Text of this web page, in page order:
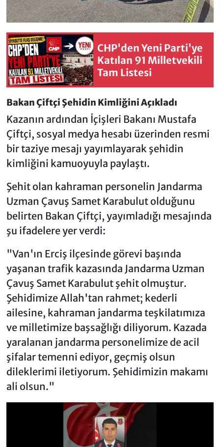
CHP'den Yeni Parti'ye
Katılan 91 Milletvekili
Tam Listesi
Bakan Çiftçi Şehidin Kimliğini Açıkladı
Kazanın ardından İçişleri Bakanı Mustafa
Çiftçi, sosyal medya hesabı üzerinden resmi
bir taziye mesajı yayımlayarak şehidin
kimliğini kamuoyuyla paylaştı.
Şehit olan kahraman personelin Jandarma
Uzman Çavuş Samet Karabulut olduğunu
belirten Bakan Çiftçi, yayımladığı mesajında
şu ifadelere yer verdi:
"Van'ın Erciş ilçesinde görevi başında
yaşanan trafik kazasında Jandarma Uzman
Çavuş Samet Karabulut şehit olmuştur.
Şehidimize Allah'tan rahmet; kederli
ailesine, kahraman jandarma teşkilatımıza
ve milletimize başsağlığı diliyorum. Kazada
yaralanan jandarma personelimize de acil
şifalar temenni ediyor, geçmiş olsun
dileklerimi iletiyorum. Şehidimizin makamı
ali olsun."